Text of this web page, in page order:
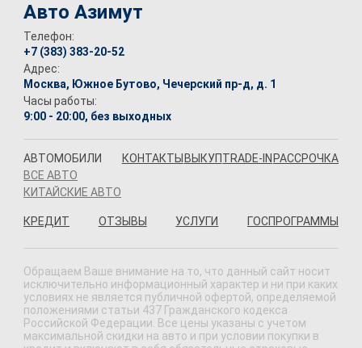
Авто Азимут
Телефон:
+7 (383) 383-20-52
Адрес:
Москва, Южное Бутово, Чечерский пр-д, д. 1
Часы работы:
9:00 - 20:00, без выходных
АВТОМОБИЛИ
ВСЕ АВТО
КИТАЙСКИЕ АВТО
КОНТАКТЫ ВЫКУПTRADE-IN РАССРОЧКА
КРЕДИТ ОТЗЫВЫ УСЛУГИ ГОСПРОГРАММЫ
Обращаем Ваше внимание на то, что данный сайт носит
исключительно информационный характер и ни при каких
условиях не является публичной офертой, определяемой
положениями статьи 437 Гражданского кодекса
Российской Федерации. Все цены указаны с учетом
максимальной скидки на авто и при условии покупки в